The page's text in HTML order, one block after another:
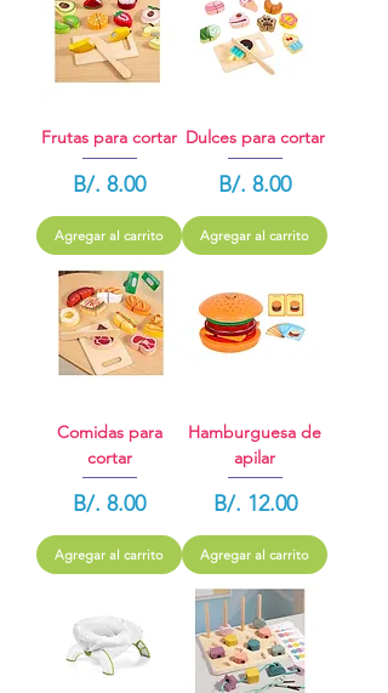
Frutas para cortar
Precio
B/. 8.00
Agregar al carrito
Dulces para cortar
Precio
B/. 8.00
Agregar al carrito
Comidas para
cortar
Precio
B/. 8.00
Agregar al carrito
Hamburguesa de
apilar
Precio
B/. 12.00
Agregar al carrito